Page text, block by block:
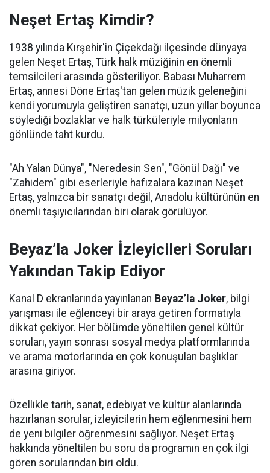
Neşet Ertaş Kimdir?
1938 yılında Kırşehir'in Çiçekdağı ilçesinde dünyaya
gelen Neşet Ertaş, Türk halk müziğinin en önemli
temsilcileri arasında gösteriliyor. Babası Muharrem
Ertaş, annesi Döne Ertaş'tan gelen müzik geleneğini
kendi yorumuyla geliştiren sanatçı, uzun yıllar boyunca
söylediği bozlaklar ve halk türküleriyle milyonların
gönlünde taht kurdu.
"Ah Yalan Dünya", "Neredesin Sen", "Gönül Dağı" ve
"Zahidem" gibi eserleriyle hafızalara kazınan Neşet
Ertaş, yalnızca bir sanatçı değil, Anadolu kültürünün en
önemli taşıyıcılarından biri olarak görülüyor.
Beyaz’la Joker İzleyicileri Soruları
Yakından Takip Ediyor
Kanal D ekranlarında yayınlanan Beyaz’la Joker, bilgi
yarışması ile eğlenceyi bir araya getiren formatıyla
dikkat çekiyor. Her bölümde yöneltilen genel kültür
soruları, yayın sonrası sosyal medya platformlarında
ve arama motorlarında en çok konuşulan başlıklar
arasına giriyor.
Özellikle tarih, sanat, edebiyat ve kültür alanlarında
hazırlanan sorular, izleyicilerin hem eğlenmesini hem
de yeni bilgiler öğrenmesini sağlıyor. Neşet Ertaş
hakkında yöneltilen bu soru da programın en çok ilgi
gören sorularından biri oldu.